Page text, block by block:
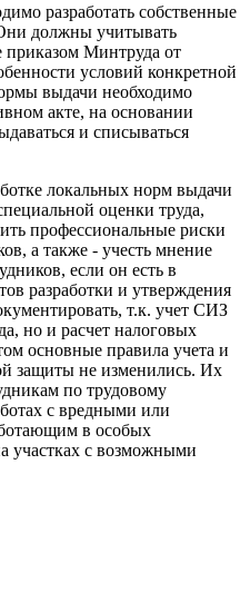
разработать собственные
должны учитывать
Минтруда от
условий конкретной
выдачи необходимо
акте, на основании
и списываться
локальных норм выдачи
оценки труда,
профессиональные риски
а также - учесть мнение
если он есть в
разработки и утверждения
т.к. учет СИЗ
но и расчет налоговых
основные правила учета и
защиты не изменились. Их
по трудовому
с вредными или
в особых
участках с возможными